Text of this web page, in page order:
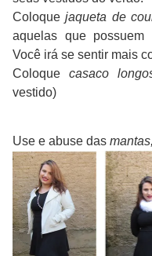
Coloquejaqueta de
aquelas que
Você irá se sentir mais
Coloque casaco
vestido)
Use e abuse das